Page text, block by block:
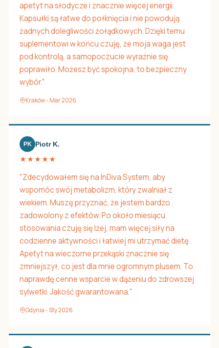
apetyt na słodycze i znacznie więcej energii.
Kapsułki są łatwe do połknięcia i nie powodują
żadnych dolegliwości żołądkowych. Dzięki temu
suplementowi w końcu czuję, że moja waga jest
pod kontrolą, a samopoczucie wyraźnie się
poprawiło. Możesz być spokojna, to bezpieczny
wybór."
Kraków - Mar 2026
PK Piotr K.
★★★★★
"Zdecydowałem się na InDiva System, aby
wspomóc swój metabolizm, który zwalniał z
wiekiem. Muszę przyznać, że jestem bardzo
zadowolony z efektów. Po około miesiącu
stosowania czuję się lżej, mam więcej siły na
codzienne aktywności i łatwiej mi utrzymać dietę.
Apetyt na wieczorne przekąski znacznie się
zmniejszył, co jest dla mnie ogromnym plusem. To
naprawdę cenne wsparcie w dążeniu do zdrowszej
sylwetki. Jakość gwarantowana."
Gdynia - Sty 2026